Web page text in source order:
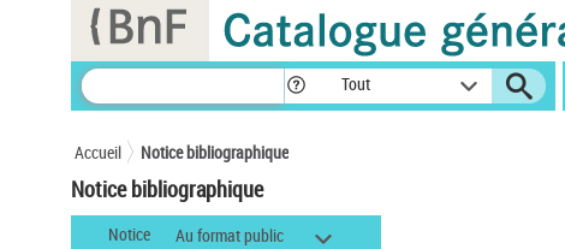
Tout
Accueil Notice bibliographique
Notice bibliographique
Notice Au format public
Panneau de gestion des cookies